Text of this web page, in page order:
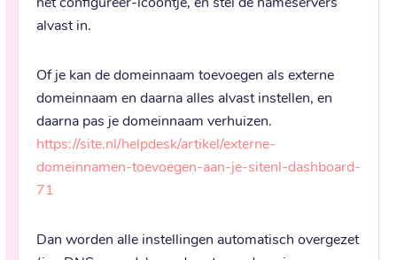
alvast in.
Of je kan de domeinnaam toevoegen als externe
domeinnaam en daarna alles alvast instellen, en
https://site.nl/helpdesk/artikel/externe-
domeinnamen-toevoegen-aan-je-sitenl-dashboard-
71
Dan worden alle instellingen automatisch overgezet